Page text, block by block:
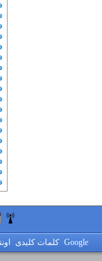
Google کلمات کلیدی